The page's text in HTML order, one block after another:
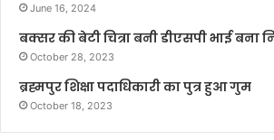
June 16, 2024
बक्सर की बेटी चित्रा बनी डीएसपी भाई बना
October 28, 2023
ब्रह्मपुर शिक्षा पदाधिकारी का पुत्र हुआ गुम
October 18, 2023